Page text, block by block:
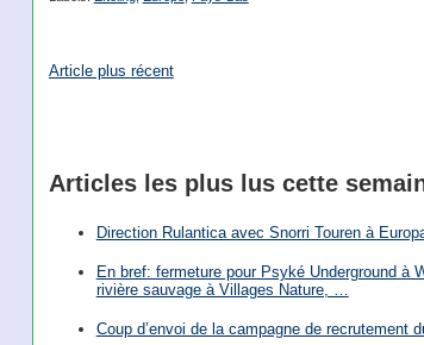
Article plus récent
Articles les plus lus cette
Direction Rulantica avec Snorri Touren à
En bref: fermeture pour Psyké Underground à
rivière sauvage à Villages Nature, …
Coup d’envoi de la campagne de recrutement